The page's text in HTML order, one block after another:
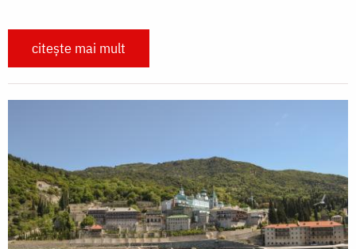
citește mai mult